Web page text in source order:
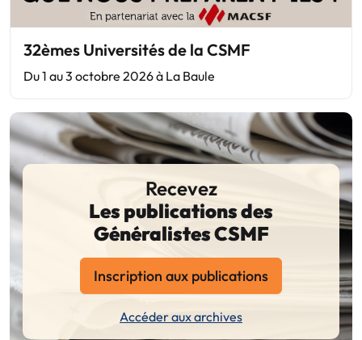
32èmes Universités de la CSMF
Du 1 au 3 octobre 2026 à La Baule
Recevez
Les publications des
Généralistes CSMF
Inscription aux publications
Accéder aux archives